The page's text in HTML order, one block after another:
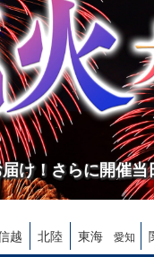
け！さらに開催
越 北陸 東海 愛知